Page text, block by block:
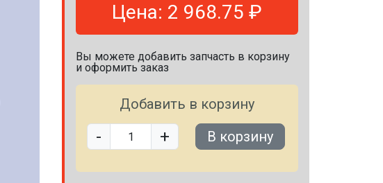
Цена: 2 968.75 ₽
Вы можете добавить запчасть в корзину
и оформить заказ
Добавить в корзину
- + В корзину